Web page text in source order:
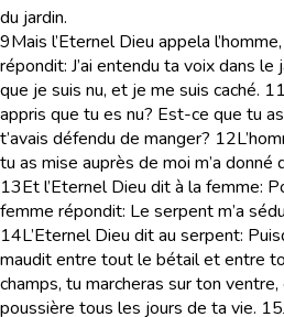
du jardin.
9Mais l’Eternel Dieu appela
répondit: J’ai entendu ta voix dans le
que je suis nu, et je me suis caché. 11
appris que tu es nu? Est-ce que tu
t’avais défendu de manger? 12
tu as mise auprès de moi m’a donné
13Et l’Eternel Dieu dit à la femme:
femme répondit: Le serpent m’a
14L’Eternel Dieu dit au serpent:
maudit entre tout le bétail et entre
champs, tu marcheras sur ton
poussière tous les jours de ta vie. 15